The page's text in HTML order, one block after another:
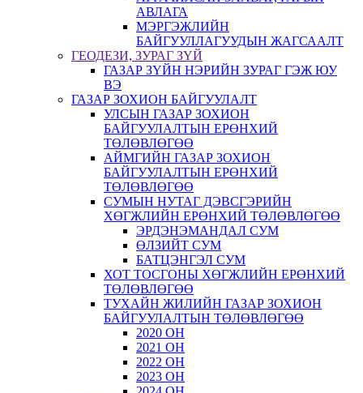
АВЛАГА
МЭРГЭЖЛИЙН
БАЙГУУЛЛАГУУДЫН ЖАГСААЛТ
ГЕОДЕЗИ, ЗУРАГ ЗҮЙ
ГАЗАР ЗҮЙН НЭРИЙН ЗУРАГ ГЭЖ ЮУ
ВЭ
ГАЗАР ЗОХИОН БАЙГУУЛАЛТ
УЛСЫН ГАЗАР ЗОХИОН
БАЙГУУЛАЛТЫН ЕРӨНХИЙ
ТӨЛӨВЛӨГӨӨ
АЙМГИЙН ГАЗАР ЗОХИОН
БАЙГУУЛАЛТЫН ЕРӨНХИЙ
ТӨЛӨВЛӨГӨӨ
СУМЫН НУТАГ ДЭВСГЭРИЙН
ХӨГЖЛИЙН ЕРӨНХИЙ ТӨЛӨВЛӨГӨӨ
ЭРДЭНЭМАНДАЛ СУМ
ӨЛЗИЙТ СУМ
БАТЦЭНГЭЛ СУМ
ХОТ ТОСГОНЫ ХӨГЖЛИЙН ЕРӨНХИЙ
ТӨЛӨВЛӨГӨӨ
ТУХАЙН ЖИЛИЙН ГАЗАР ЗОХИОН
БАЙГУУЛАЛТЫН ТӨЛӨВЛӨГӨӨ
2020 ОН
2021 ОН
2022 ОН
2023 ОН